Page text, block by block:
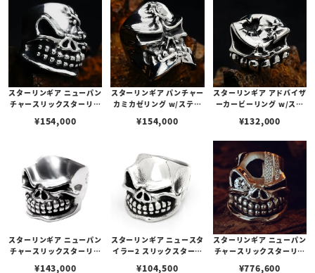
スターリンギア ニューパン
チャースリックスターリン
¥154,000
スターリンギア パンチャー
カミカゼリング w/ステッ
¥154,000
スターリンギア アドバイザ
ーカービーリング w/ステ
ホール
¥132,000
スターリンギア ニューパン
チャースリックスターリン
¥143,000
スターリンギア ニュースタ
イラー2 スリックスターリ
¥104,500
スターリンギア ニューパン
チャースリックスターリン
¥776,600